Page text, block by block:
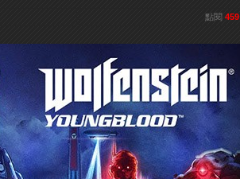
點閱 459